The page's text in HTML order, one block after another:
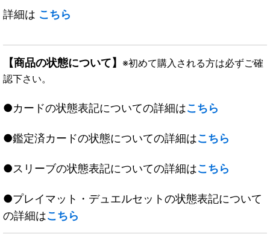
詳細は こちら
【商品の状態について】 ※初めて購入される方は必ずご確
認下さい。
●カードの状態表記についての詳細はこちら
●鑑定済カードの状態についての詳細はこちら
●スリーブの状態表記についての詳細はこちら
●プレイマット・デュエルセットの状態表記について
の詳細はこちら